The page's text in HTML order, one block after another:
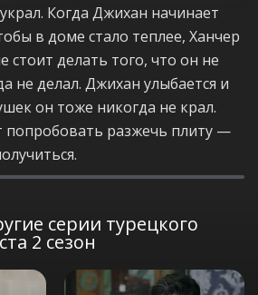
Когда Джихан начинает
в доме стало теплее, Ханчер
стоит делать того, что он не
не делал. Джихан улыбается и
он тоже никогда не крал.
попробовать разжечь плиту —
серии турецкого
2 сезон